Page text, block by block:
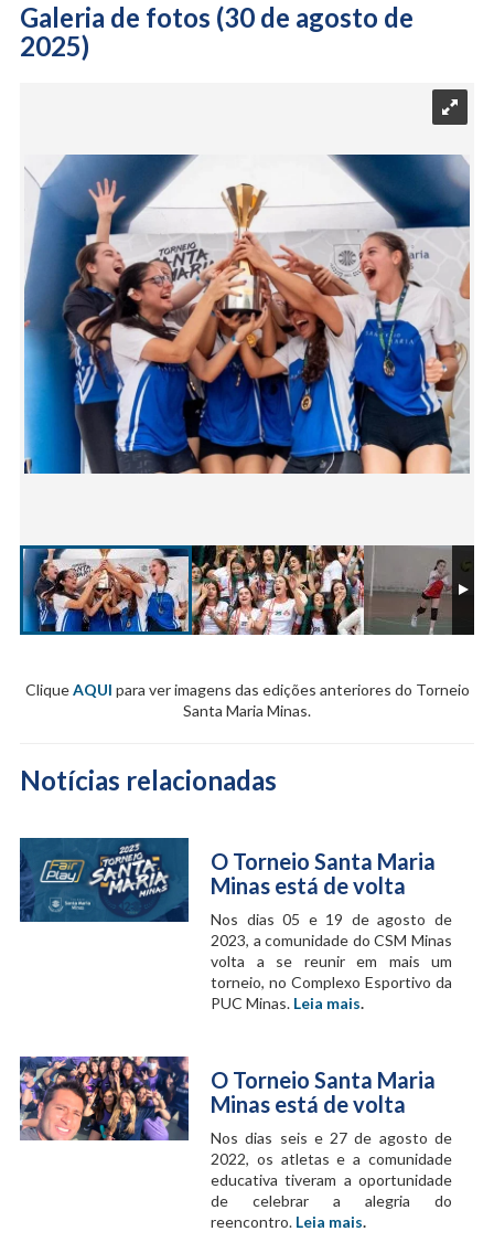
Galeria de fotos (30 de agosto de
2025)
CliqueAQUI para ver imagens das edições anteriores do Torneio
Santa Maria Minas.
Notícias relacionadas
O Torneio Santa Maria
Minas está de volta
Nos dias 05 e 19 de agosto de
2023, a comunidade do CSM Minas
volta a se reunir em mais um
torneio, no Complexo Esportivo da
PUC Minas. Leia mais.
O Torneio Santa Maria
Minas está de volta
Nos dias seis e 27 de agosto de
2022, os atletas e a comunidade
educativa tiveram a oportunidade
de celebrar a alegria do
reencontro. Leia mais.